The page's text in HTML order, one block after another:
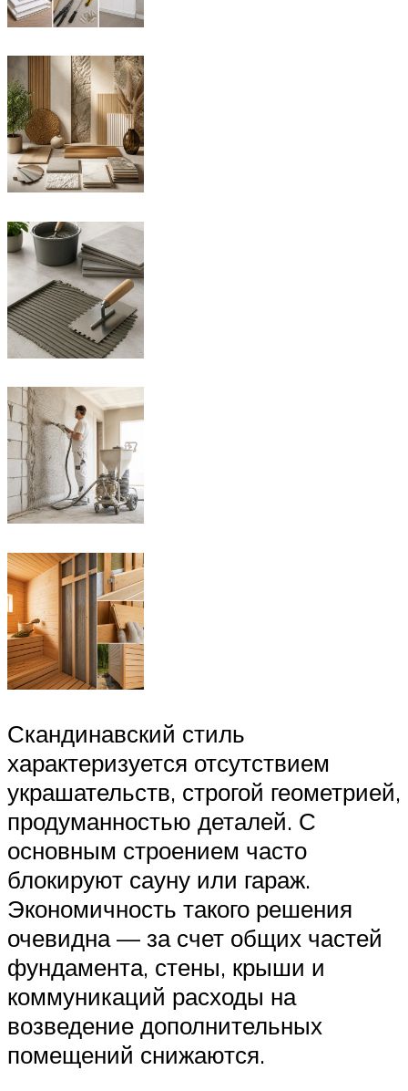
Скандинавский стиль
характеризуется отсутствием
украшательств, строгой геометрией,
продуманностью деталей. С
основным строением часто
блокируют сауну или гараж.
Экономичность такого решения
очевидна — за счет общих частей
фундамента, стены, крыши и
коммуникаций расходы на
возведение дополнительных
помещений снижаются.